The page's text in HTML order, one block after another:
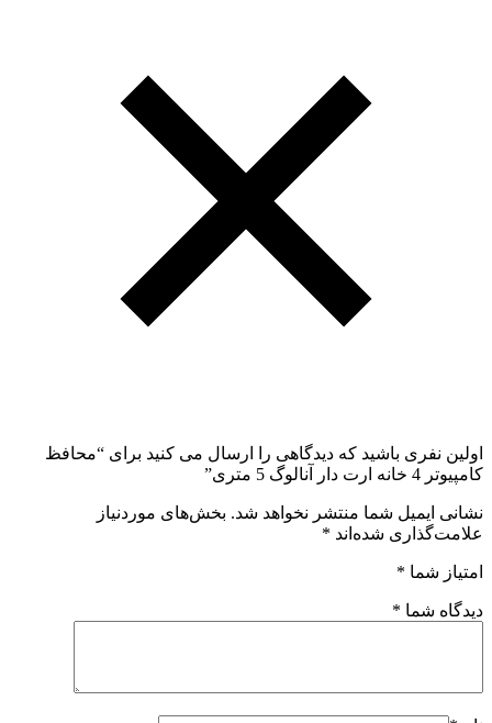
اولین نفری باشید که دیدگاهی را ارسال می کنید برای “محافظ
کامپیوتر 4 خانه ارت دار آنالوگ 5 متری”
نشانی ایمیل شما منتشر نخواهد شد. بخش‌های موردنیاز
علامت‌گذاری شده‌اند *
امتیاز شما *
دیدگاه شما *